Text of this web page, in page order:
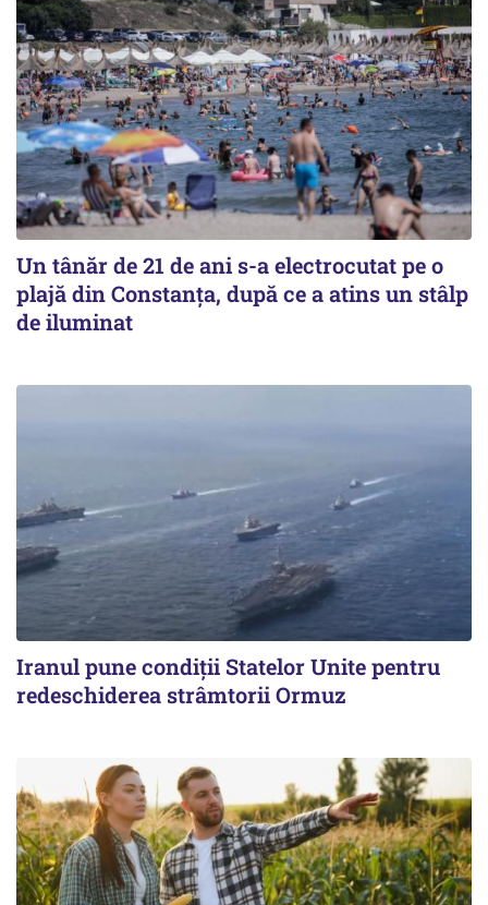
Un tânăr de 21 de ani s-a electrocutat pe o
plajă din Constanța, după ce a atins un stâlp
de iluminat
Iranul pune condiții Statelor Unite pentru
redeschiderea strâmtorii Ormuz